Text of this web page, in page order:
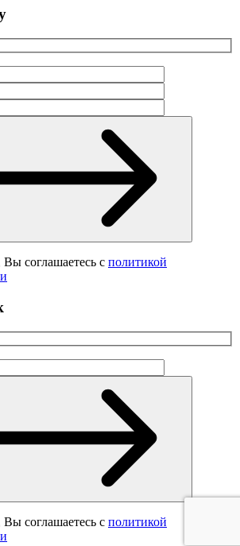
соглашаетесь с политикой
соглашаетесь с политикой